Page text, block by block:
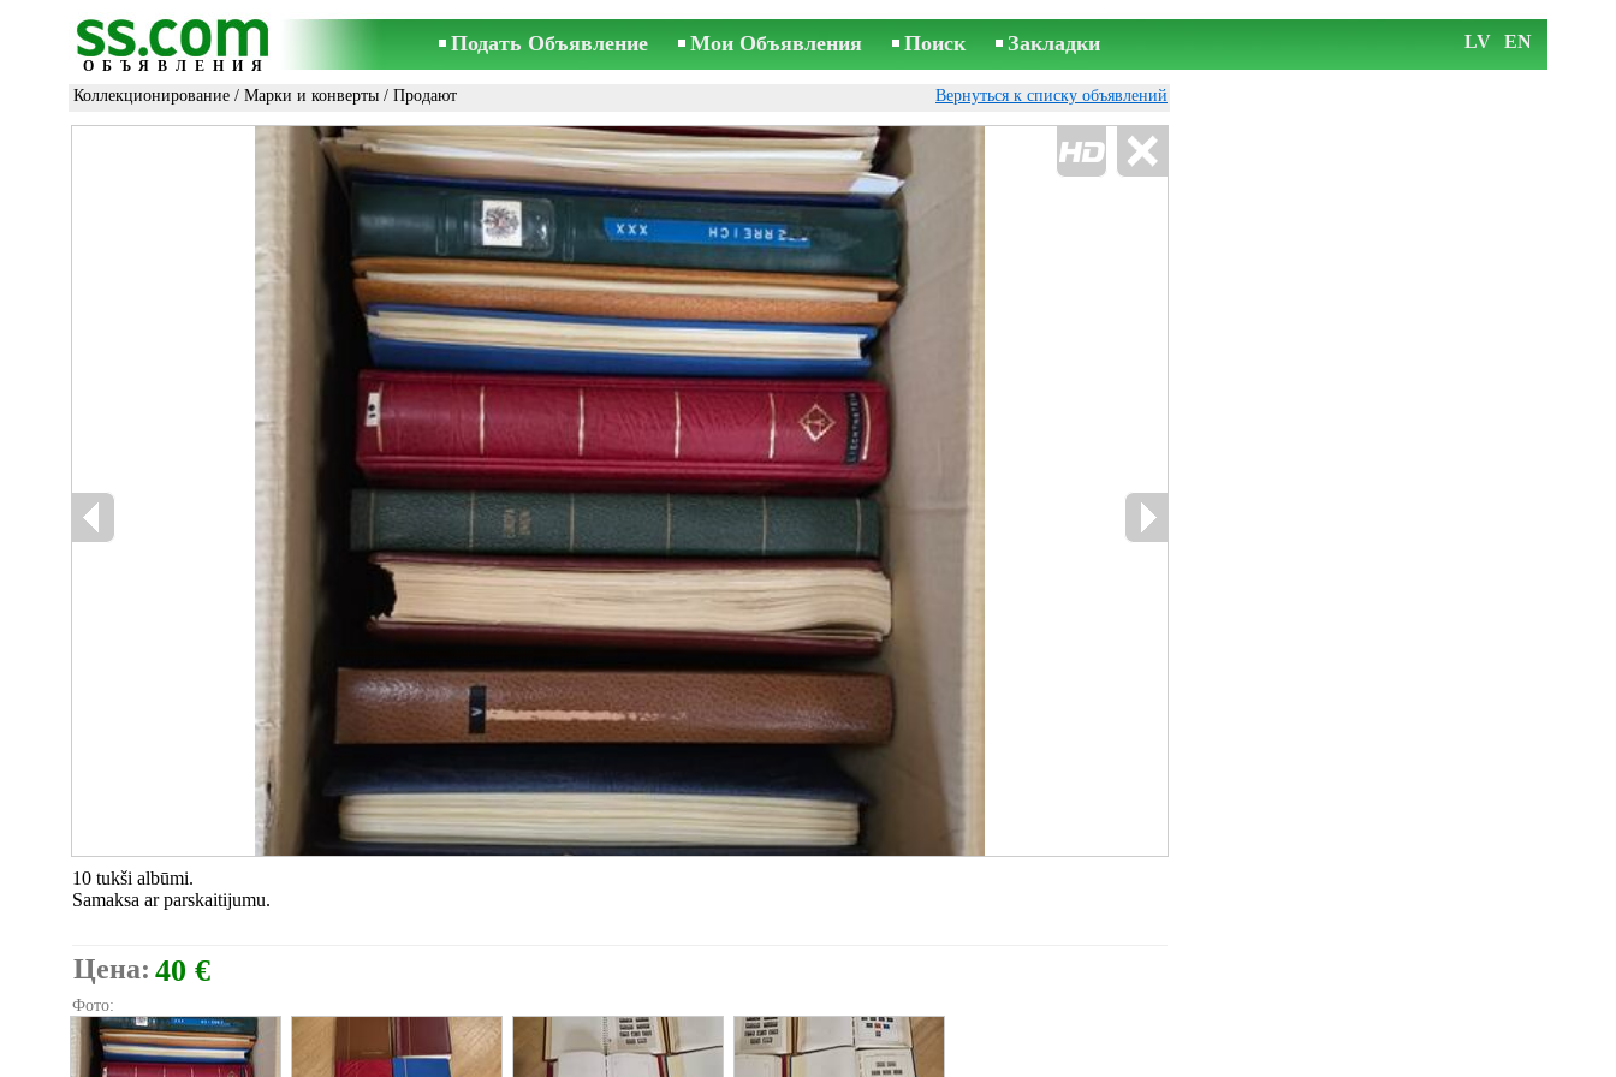
ОБЪЯВЛЕНИЯ
Подать Объявление Мои Объявления Поиск Закладки LV EN
Коллекционирование / Марки и конверты / Продают Вернуться к списку объявлений
10 tukši albūmi.
Samaksa ar parskaitijumu.
Цена: 40 €
Фото: